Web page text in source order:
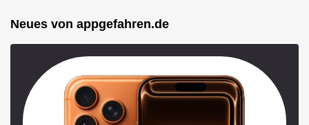
Neues von appgefahren.de